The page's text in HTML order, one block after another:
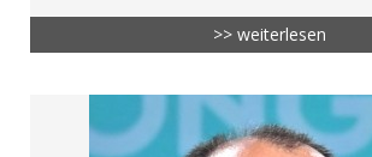
>> weiterlesen